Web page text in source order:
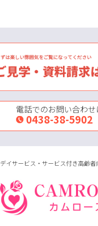
電話でのお問い合わせ
0438-38-5902
デイサービス・サービス付き高齢者